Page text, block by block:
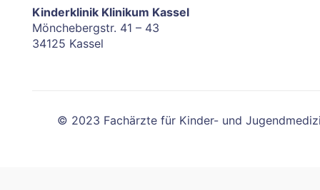
Kinderklinik Klinikum Kassel
Mönchebergstr. 41 – 43
34125 Kassel
© 2023 Fachärzte für Kinder- und